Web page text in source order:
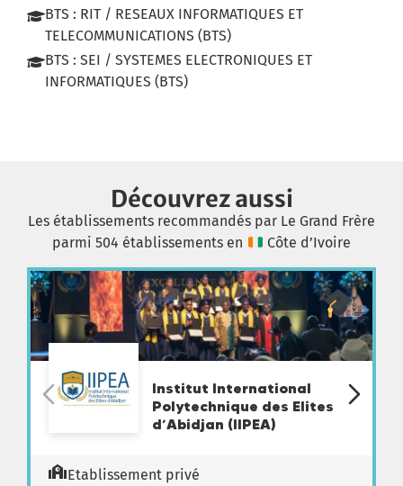
BTS : RIT / RESEAUX INFORMATIQUES ET
TELECOMMUNICATIONS (BTS)
BTS : SEI / SYSTEMES ELECTRONIQUES ET
INFORMATIQUES (BTS)
Découvrez aussi
Les établissements recommandés par Le Grand Frère
parmi 504 établissements en
Côte d’Ivoire
Institut International
Polytechnique des Elites
d’Abidjan (IIPEA)
Etablissement privé